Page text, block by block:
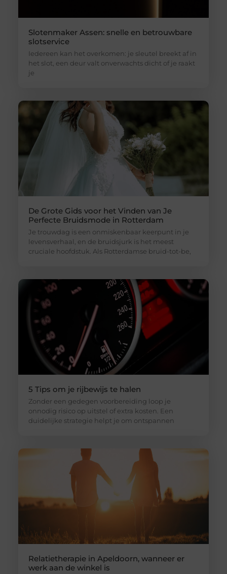
Slotenmaker Assen: snelle en betrouwbare
slotservice
Iedereen kan het overkomen: je sleutel breekt af in
het slot, een deur valt onverwachts dicht of je raakt
je
De Grote Gids voor het Vinden van Je
Perfecte Bruidsmode in Rotterdam
Je trouwdag is een onmiskenbaar keerpunt in je
levensverhaal, en de bruidsjurk is het meest
cruciale hoofdstuk. Als Rotterdamse bruid-tot-be,
5 Tips om je rijbewijs te halen
Zonder een gedegen voorbereiding loop je
onnodig risico op uitstel of extra kosten. Een
duidelijke strategie helpt je om ontspannen
Relatietherapie in Apeldoorn, wanneer er
werk aan de winkel is